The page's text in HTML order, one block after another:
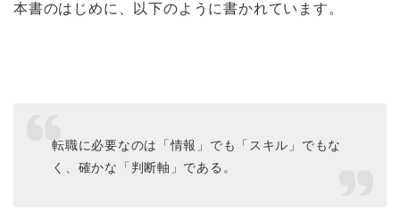
本書のはじめに、以下のように書かれています。
転職に必要なのは「情報」でも「スキル」でもな
く、確かな「判断軸」である。